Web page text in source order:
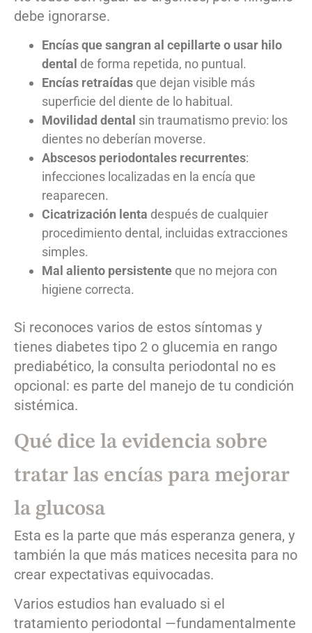
debe ignorarse.
Encías que sangran al cepillarte o usar hilo
dental de forma repetida, no puntual.
Encías retraídas que dejan visible más
superficie del diente de lo habitual.
Movilidad dental sin traumatismo previo: los
dientes no deberían moverse.
Abscesos periodontales recurrentes:
infecciones localizadas en la encía que
reaparecen.
Cicatrización lenta después de cualquier
procedimiento dental, incluidas extracciones
simples.
Mal aliento persistente que no mejora con
higiene correcta.
Si reconoces varios de estos síntomas y
tienes diabetes tipo 2 o glucemia en rango
prediabético, la consulta periodontal no es
opcional: es parte del manejo de tu condición
sistémica.
Qué dice la evidencia sobre
tratar las encías para mejorar
la glucosa
Esta es la parte que más esperanza genera, y
también la que más matices necesita para no
crear expectativas equivocadas.
Varios estudios han evaluado si el
tratamiento periodontal —fundamentalmente